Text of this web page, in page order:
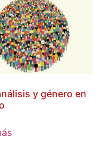
y género en